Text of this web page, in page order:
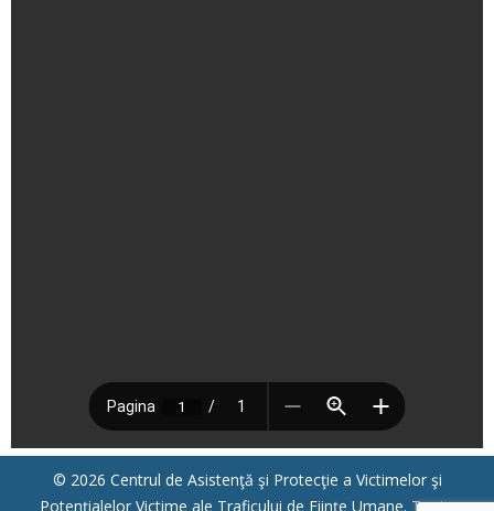
© 2026 Centrul de Asistenţă şi Protecţie a Victimelor şi
Potenţialelor Victime ale Traficului de Fiinţe Umane. Toate